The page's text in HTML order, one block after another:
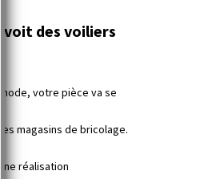
des voiliers
votre pièce va se
magasins de bricolage.
réalisation